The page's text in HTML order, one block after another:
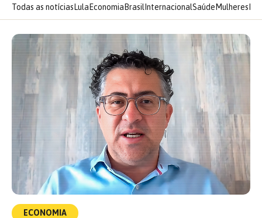
Todas as notícias Lula Economia Brasil InternacionalSaúde Mulheres
ECONOMIA